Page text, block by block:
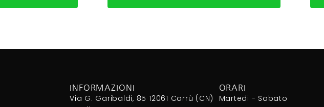
INFORMAZIONI
Via G. Garibaldi, 85 12061 Carrù (CN)
ORARI
Martedi - Sabato